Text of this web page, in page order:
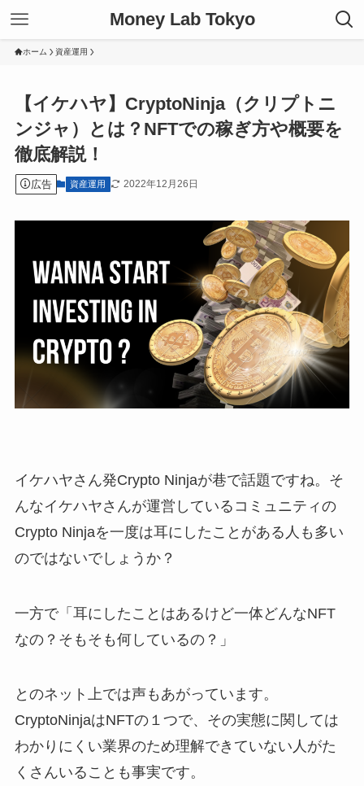
Money Lab Tokyo
ホーム 資産運用
【イケハヤ】CryptoNinja（クリプトニ
ンジャ）とは？NFTでの稼ぎ方や概要を
徹底解説！
広告 資産運用 2022年12月26日
イケハヤさん発Crypto Ninjaが巷で話題ですね。そ
んなイケハヤさんが運営しているコミュニティの
Crypto Ninjaを一度は耳にしたことがある人も多い
のではないでしょうか？
一方で「耳にしたことはあるけど一体どんなNFT
なの？そもそも何しているの？」
とのネット上では声もあがっています。
CryptoNinjaはNFTの１つで、その実態に関しては
わかりにくい業界のため理解できていない人がた
くさんいることも事実です。